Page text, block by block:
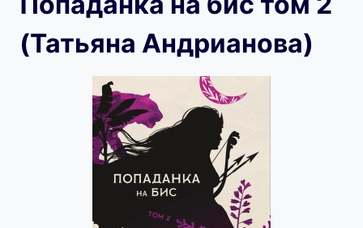
(Татьяна Андрианова)